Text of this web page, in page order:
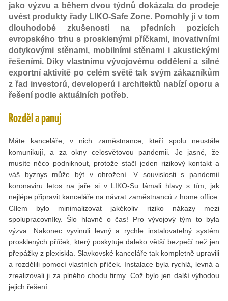
jako výzvu a během dvou týdnů dokázala do prodeje
uvést produkty řady LIKO-Safe Zone. Pomohly jí v tom
dlouhodobé zkušenosti na předních pozicích
evropského trhu s prosklenými příčkami, inovativními
dotykovými stěnami, mobilními stěnami i akustickými
řešeními. Díky vlastnímu vývojovému oddělení a silné
exportní aktivitě po celém světě tak svým zákazníkům
z řad investorů, developerů i architektů nabízí oporu a
řešení podle aktuálních potřeb.
Rozděl a panuj
Máte kanceláře, v nich zaměstnance, kteří spolu neustále
komunikují, a za okny celosvětovou pandemii. Je jasné, že
musíte něco podniknout, protože stačí jeden rizikový kontakt a
váš byznys může být v ohrožení. V souvislosti s pandemií
koronaviru letos na jaře si v LIKO-Su lámali hlavy s tím, jak
nejlépe připravit kanceláře na návrat zaměstnanců z home office.
Cílem bylo minimalizovat jakékoliv riziko nákazy mezi
spolupracovníky. Šlo hlavně o čas! Pro vývojový tým to byla
výzva. Nakonec vyvinuli levný a rychle instalovatelný systém
prosklených příček, který poskytuje daleko větší bezpečí než jen
přepážky z plexiskla. Slavkovské kanceláře tak kompletně upravili
a rozdělili pomocí vlastních příček. Instalace byla rychlá, levná a
zrealizovali ji za plného chodu firmy. Což bylo jen další výhodou
jejich řešení.